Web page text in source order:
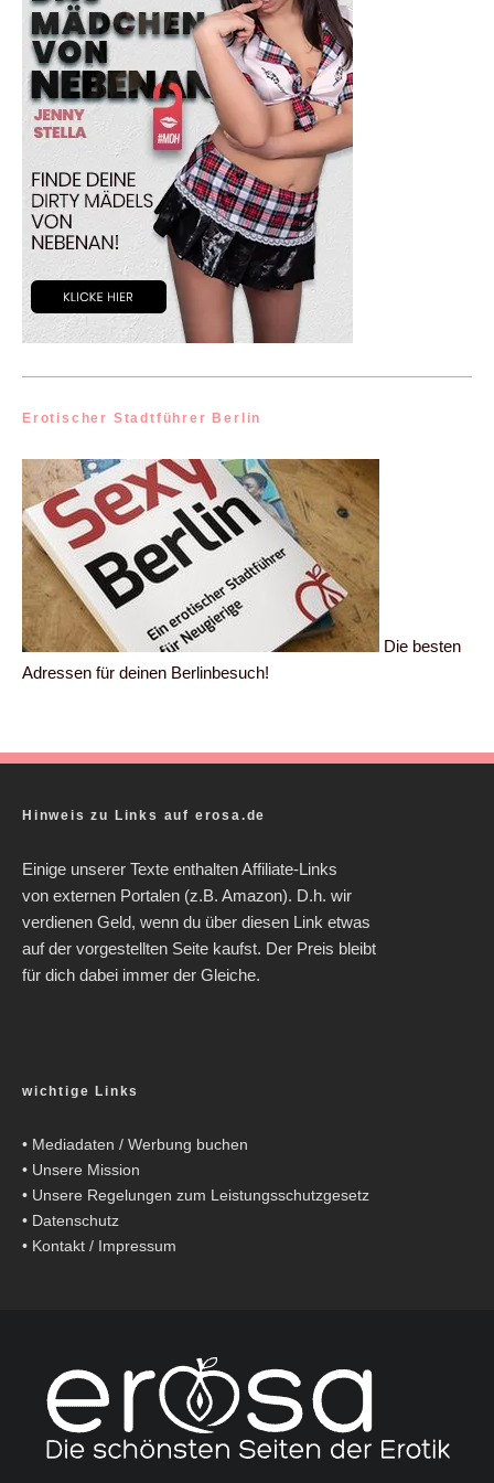
Erotischer Stadtführer Berlin
Die besten
Adressen für deinen Berlinbesuch!
Hinweis zu Links auf erosa.de
Einige unserer Texte enthalten Affiliate-Links
von externen Portalen (z.B. Amazon). D.h. wir
verdienen Geld, wenn du über diesen Link etwas
auf der vorgestellten Seite kaufst. Der Preis bleibt
für dich dabei immer der Gleiche.
wichtige Links
• Mediadaten / Werbung buchen
• Unsere Mission
• Unsere Regelungen zum Leistungsschutzgesetz
• Datenschutz
• Kontakt / Impressum